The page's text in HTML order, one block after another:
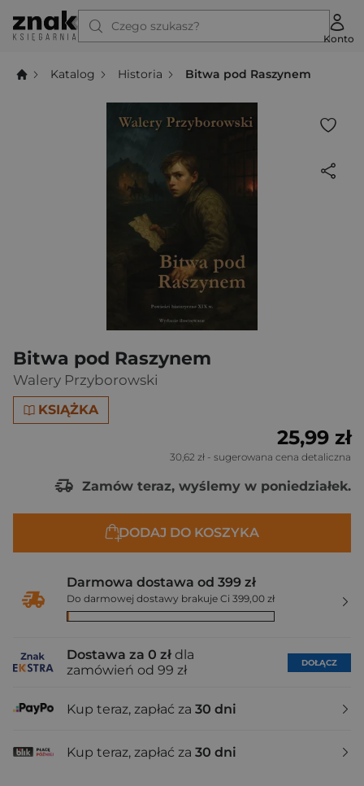
Czego szukasz?
Konto
Katalog Historia Bitwa pod Raszynem
Bitwa pod Raszynem
Walery Przyborowski
KSIĄŻKA
25,99 zł
30,62 zł - sugerowana cena detaliczna
Zamów teraz, wyślemy w poniedziałek.
DODAJ DO KOSZYKA
Darmowa dostawa od 399 zł
Do darmowej dostawy brakuje Ci 399,00 zł
Dostawa za 0 zł dla
zamówień od 99 zł
DOŁĄCZ
Kup teraz, zapłać za 30 dni
Kup teraz, zapłać za 30 dni